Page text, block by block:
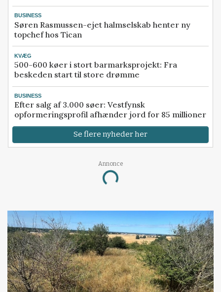
BUSINESS
Søren Rasmussen-ejet halmselskab henter ny
topchef hos Tican
KVÆG
500-600 køer i stort barmarksprojekt: Fra
beskeden start til store drømme
BUSINESS
Efter salg af 3.000 søer: Vestfynsk
opformeringsprofil afhænder jord for 85 millioner
Se flere nyheder her
Annonce
Loading...